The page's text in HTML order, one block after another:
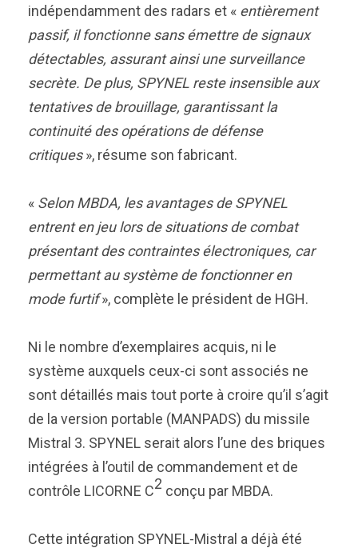
indépendamment des radars et « entièrement
passif, il fonctionne sans émettre de signaux
détectables, assurant ainsi une surveillance
secrète. De plus, SPYNEL reste insensible aux
tentatives de brouillage, garantissant la
continuité des opérations de défense
critiques», résume son fabricant.
« Selon MBDA, les avantages de SPYNEL
entrent en jeu lors de situations de combat
présentant des contraintes électroniques, car
permettant au système de fonctionner en
mode furtif», complète le président de HGH.
Ni le nombre d’exemplaires acquis, ni le
système auxquels ceux-ci sont associés ne
sont détaillés mais tout porte à croire qu’il s’agit
de la version portable (MANPADS) du missile
Mistral 3. SPYNEL serait alors l’une des briques
intégrées à l’outil de commandement et de
contrôle LICORNE C2 conçu par MBDA.
Cette intégration SPYNEL-Mistral a déjà été